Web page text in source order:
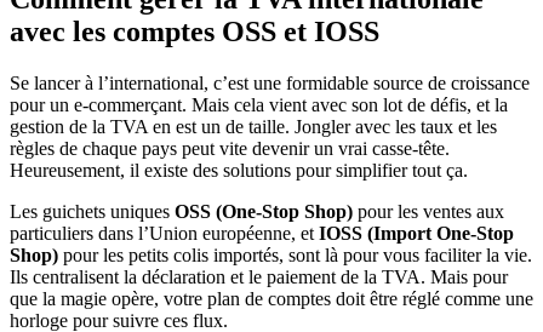
avec les comptes OSS et IOSS
Se lancer à l’international, c’est une formidable source de croissance
pour un e-commerçant. Mais cela vient avec son lot de défis, et la
gestion de la TVA en est un de taille. Jongler avec les taux et les
règles de chaque pays peut vite devenir un vrai casse-tête.
Heureusement, il existe des solutions pour simplifier tout ça.
Les guichets uniques OSS (One-Stop Shop) pour les ventes aux
particuliers dans l’Union européenne, et IOSS (Import One-Stop
Shop) pour les petits colis importés, sont là pour vous faciliter la vie.
Ils centralisent la déclaration et le paiement de la TVA. Mais pour
que la magie opère, votre plan de comptes doit être réglé comme une
horloge pour suivre ces flux.